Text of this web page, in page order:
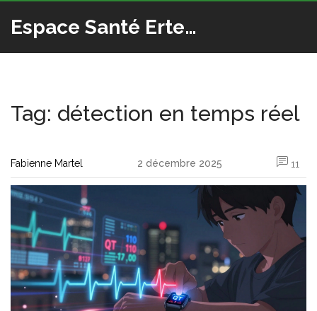
Espace Santé Ertedis
Tag: détection en temps réel
Fabienne Martel 2 décembre 2025 11